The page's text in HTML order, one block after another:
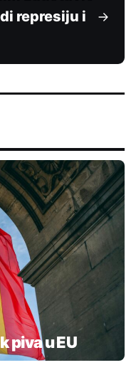
represiju i
piva u EU